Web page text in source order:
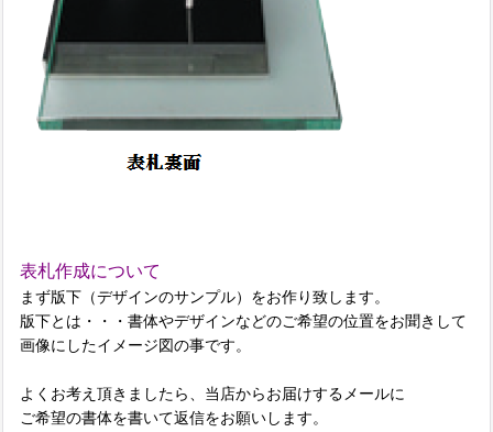
表札作成について
まず版下（デザインのサンプル）をお作り致します。
版下とは・・・書体やデザインなどのご希望の位置をお聞きして
画像にしたイメージ図の事です。
よくお考え頂きましたら、当店からお届けするメールに
ご希望の書体を書いて返信をお願いします。